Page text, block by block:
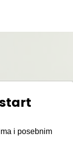
i posebnim